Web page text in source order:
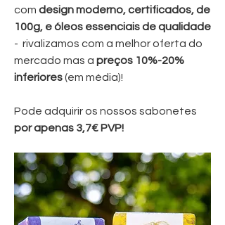
com designmoderno, certificados, de
100g, e óleos essenciais de qualidade
- rivalizamos com a melhor oferta do
mercado mas a preços 10%-20%
inferiores(em média)!
Pode adquirir os nossos sabonetes
por apenas 3,7€ PVP!